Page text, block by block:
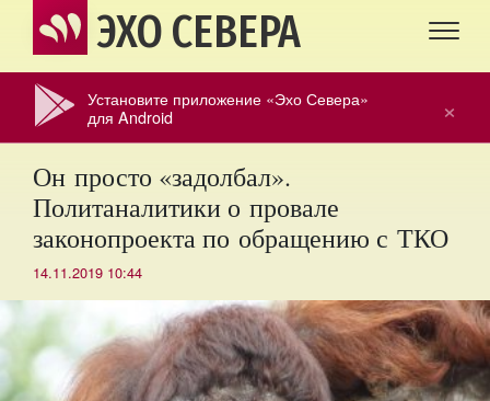
ЭХО СЕВЕРА
×
Установите приложение «Эхо Севера»
для Android
Он просто «задолбал».
Политаналитики о провале
законопроекта по обращению с ТКО
14.11.2019 10:44